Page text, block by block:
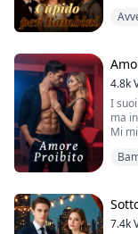
Sei
per
4.8k
I
ma
Mi
7.4k